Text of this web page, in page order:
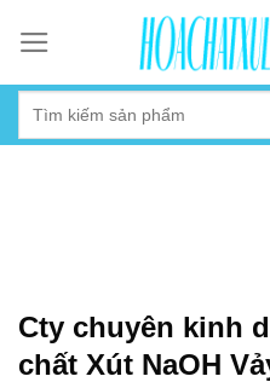
content
Cty chuyên kinh
chất Xút NaOH